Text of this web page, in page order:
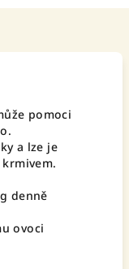
pomoci
a lze je
denně
ovoci